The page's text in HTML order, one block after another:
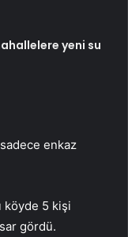
yeni su
enkaz
köyde 5 kişi
gördü.